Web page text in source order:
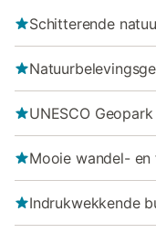
Schitterende
UNESCO
Mooie wandel-
Indrukwekkende